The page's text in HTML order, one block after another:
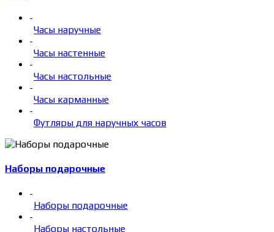
-
Часы наручные
-
Часы настенные
-
Часы настольные
-
Часы карманные
-
Футляры для наручных часов
Наборы подарочные
-
Наборы подарочные
-
Наборы настольные